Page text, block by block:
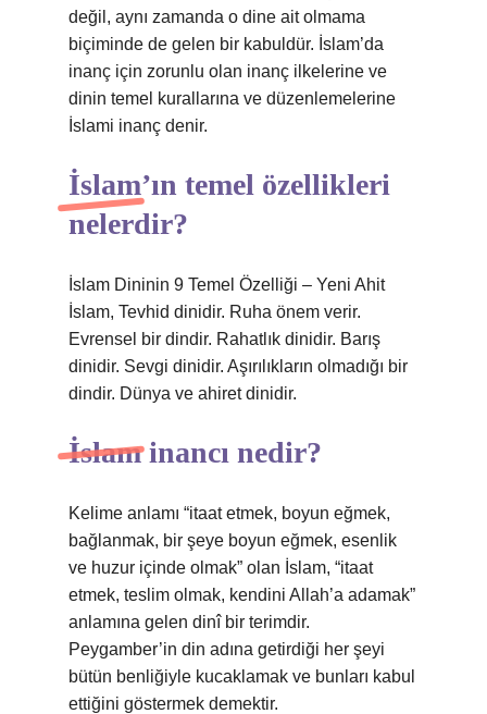
değil, aynı zamanda o dine ait olmama
biçiminde de gelen bir kabuldür. İslam’da
inanç için zorunlu olan inanç ilkelerine ve
dinin temel kurallarına ve düzenlemelerine
İslami inanç denir.
İslam’ın temel özellikleri
nelerdir?
İslam Dininin 9 Temel Özelliği – Yeni Ahit
İslam, Tevhid dinidir. Ruha önem verir.
Evrensel bir dindir. Rahatlık dinidir. Barış
dinidir. Sevgi dinidir. Aşırılıkların olmadığı bir
dindir. Dünya ve ahiret dinidir.
İslam inancı nedir?
Kelime anlamı “itaat etmek, boyun eğmek,
bağlanmak, bir şeye boyun eğmek, esenlik
ve huzur içinde olmak” olan İslam, “itaat
etmek, teslim olmak, kendini Allah’a adamak”
anlamına gelen dinî bir terimdir.
Peygamber’in din adına getirdiği her şeyi
bütün benliğiyle kucaklamak ve bunları kabul
ettiğini göstermek demektir.